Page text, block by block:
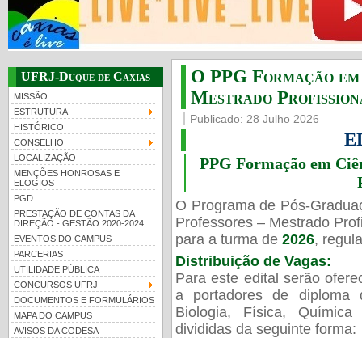
UFRJ-Duque de Caxias
MISSÃO
ESTRUTURA
HISTÓRICO
CONSELHO
LOCALIZAÇÃO
MENÇÕES HONROSAS E
ELOGIOS
PGD
PRESTAÇÃO DE CONTAS DA
DIREÇÃO - GESTÃO 2020-2024
EVENTOS DO CAMPUS
PARCERIAS
UTILIDADE PÚBLICA
CONCURSOS UFRJ
DOCUMENTOS E FORMULÁRIOS
MAPA DO CAMPUS
AVISOS DA CODESA
O PPG Formação
Mestrado
Publicado: 28 Julho 2026
PPG Formação em
O Programa de Pós-
Professores – Mestrado
para a turma de 2026,
Distribuição de Vagas:
Para este edital serão
a portadores de diploma
Biologia, Física,
divididas da seguinte forma:
UFRJ 100 anos